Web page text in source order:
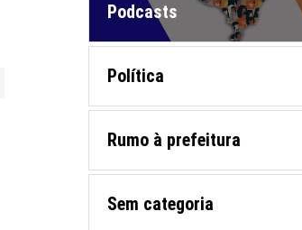
Podcasts
Política
Rumo à prefeitura
Sem categoria